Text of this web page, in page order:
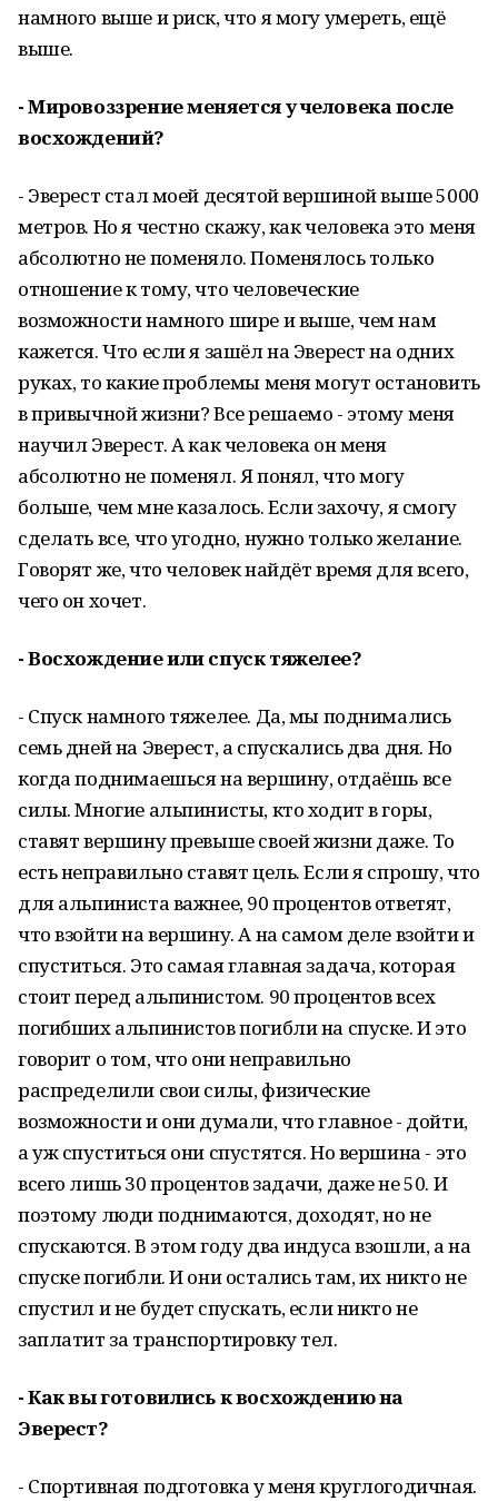
намного выше и риск, что я могу умереть, ещё
выше.
- Мировоззрение меняется у человека после
восхождений?
- Эверест стал моей десятой вершиной выше 5000
метров. Но я честно скажу, как человека это меня
абсолютно не поменяло. Поменялось только
отношение к тому, что человеческие
возможности намного шире и выше, чем нам
кажется. Что если я зашёл на Эверест на одних
руках, то какие проблемы меня могут остановить
в привычной жизни? Все решаемо - этому меня
научил Эверест. А как человека он меня
абсолютно не поменял. Я понял, что могу
больше, чем мне казалось. Если захочу, я смогу
сделать все, что угодно, нужно только желание.
Говорят же, что человек найдёт время для всего,
чего он хочет.
- Восхождение или спуск тяжелее?
- Спуск намного тяжелее. Да, мы поднимались
семь дней на Эверест, а спускались два дня. Но
когда поднимаешься на вершину, отдаёшь все
силы. Многие альпинисты, кто ходит в горы,
ставят вершину превыше своей жизни даже. То
есть неправильно ставят цель. Если я спрошу, что
для альпиниста важнее, 90 процентов ответят,
что взойти на вершину. А на самом деле взойти и
спуститься. Это самая главная задача, которая
стоит перед альпинистом. 90 процентов всех
погибших альпинистов погибли на спуске. И это
говорит о том, что они неправильно
распределили свои силы, физические
возможности и они думали, что главное - дойти,
а уж спуститься они спустятся. Но вершина - это
всего лишь 30 процентов задачи, даже не 50. И
поэтому люди поднимаются, доходят, но не
спускаются. В этом году два индуса взошли, а на
спуске погибли. И они остались там, их никто не
спустил и не будет спускать, если никто не
заплатит за транспортировку тел.
- Как вы готовились к восхождению на
Эверест?
- Спортивная подготовка у меня круглогодичная.